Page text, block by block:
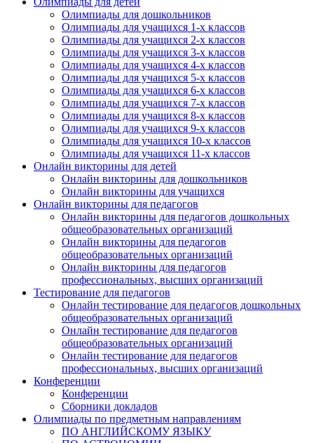
Олимпиады для дошкольников
Олимпиады для учащихся 1-х классов
Олимпиады для учащихся 2-х классов
Олимпиады для учащихся 3-х классов
Олимпиады для учащихся 4-х классов
Олимпиады для учащихся 5-х классов
Олимпиады для учащихся 6-х классов
Олимпиады для учащихся 7-х классов
Олимпиады для учащихся 8-х классов
Олимпиады для учащихся 9-х классов
Олимпиады для учащихся 10-х классов
Олимпиады для учащихся 11-х классов
Онлайн викторины для детей
Онлайн викторины для дошкольников
Онлайн викторины для учащихся
Онлайн викторины для педагогов
Онлайн викторины для педагогов дошкольных
общеобразовательных организаций
Онлайн викторины для педагогов
общеобразовательных организаций
Онлайн викторины для педагогов
профессиональных, высших организаций
Тестирование для педагогов
Онлайн тестирование для педагогов дошкольных
общеобразовательных организаций
Онлайн тестирование для педагогов
общеобразовательных организаций
Онлайн тестирование для педагогов
профессиональных, высших организаций
Конференции
Конференции
Сборники докладов
Олимпиады по предметным направлениям
ПО АНГЛИЙСКОМУ ЯЗЫКУ